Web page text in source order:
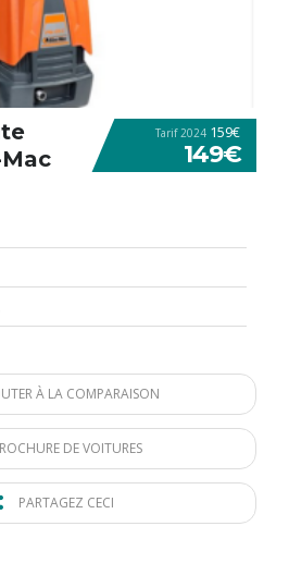
Tarif 2024 159€
149€
À LA COMPARAISON
DE VOITURES
PARTAGEZ CECI